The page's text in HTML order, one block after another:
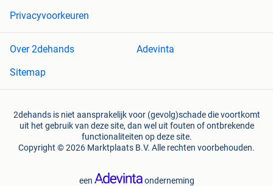
Privacyvoorkeuren
Over 2dehands
Adevinta
Sitemap
2dehands is niet aansprakelijk voor (gevolg)schade die voortkomt
uit het gebruik van deze site, dan wel uit fouten of ontbrekende
functionaliteiten op deze site.
Copyright © 2026 Marktplaats B.V. Alle rechten voorbehouden.
een onderneming